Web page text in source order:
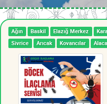
Ağın Baskil Elazığ Merkez
Sivrice
Arıcak Kovancılar